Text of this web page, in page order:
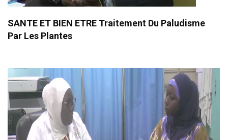
SANTE ET BIEN ETRE Traitement Du Paludisme
Par Les Plantes